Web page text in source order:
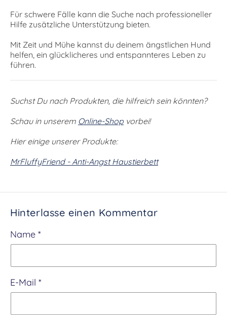
Für schwere Fälle kann die Suche nach professioneller
Hilfe zusätzliche Unterstützung bieten.
Mit Zeit und Mühe kannst du deinem ängstlichen Hund
helfen, ein glücklicheres und entspannteres Leben zu
führen.
Suchst Du nach Produkten, die hilfreich sein könnten?
Schau in unserem Online-Shop vorbei!
Hier einige unserer Produkte:
MrFluffyFriend - Anti-Angst Haustierbett
Hinterlasse einen Kommentar
Name *
E-Mail *